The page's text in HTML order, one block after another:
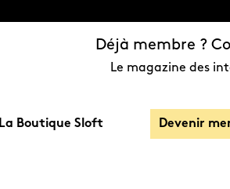
Déjà membre ?
Le magazine des
La Boutique Sloft Devenir